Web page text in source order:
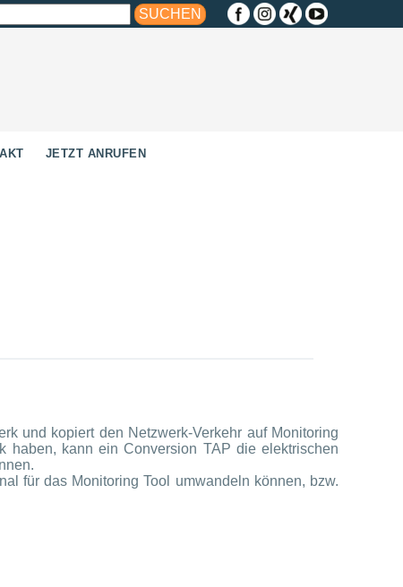
JETZT ANRUFEN
und kopiert den Netzwerk-Verkehr auf Monitoring
haben, kann ein Conversion TAP die elektrischen
für das Monitoring Tool umwandeln können, bzw.